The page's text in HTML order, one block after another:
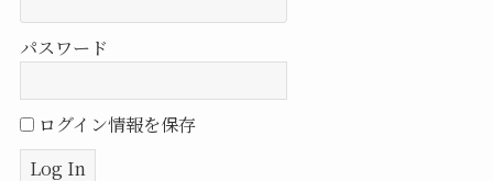
パスワード
ログイン情報を保存